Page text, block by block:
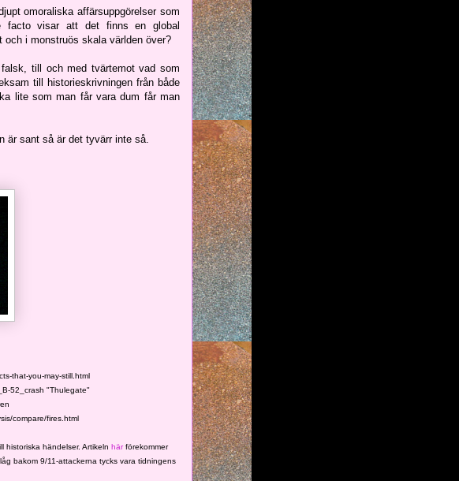
omoraliska affärsuppgörelser som
visar att det finns en global
i monstruös skala världen över?
till och med tvärtemot vad som
till historieskrivningen från både
lite som man får vara dum får man
är sant så är det tyvärr inte så.
that-you-may-still.html
52_crash "Thulegate"
compare/fires.html
historiska händelser. Artikeln härförekommer
bakom 9/11-attackerna tycks vara tidningens